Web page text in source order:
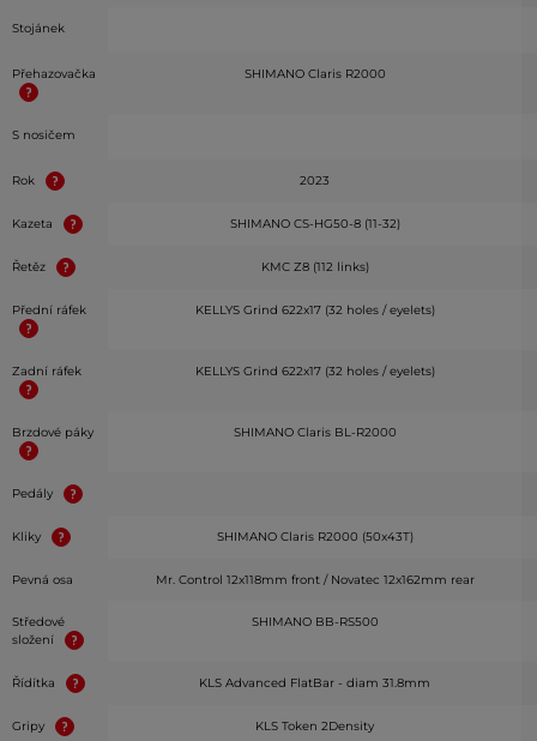
Stojánek
Přehazovačka SHIMANO Claris R2000
S nosičem
Rok 2023
Kazeta SHIMANO CS-HG50-8 (11-32)
Řetěz KMC Z8 (112 links)
Přední ráfek KELLYS Grind 622x17 (32 holes / eyelets)
Zadní ráfek KELLYS Grind 622x17 (32 holes / eyelets)
Brzdové páky SHIMANO Claris BL-R2000
Pedály
Kliky SHIMANO Claris R2000 (50x43T)
Pevná osa Mr. Control 12x118mm front / Novatec 12x162mm rear
Středové
složení
SHIMANO BB-RS500
Řídítka KLS Advanced FlatBar - diam 31.8mm
Gripy KLS Token 2Density